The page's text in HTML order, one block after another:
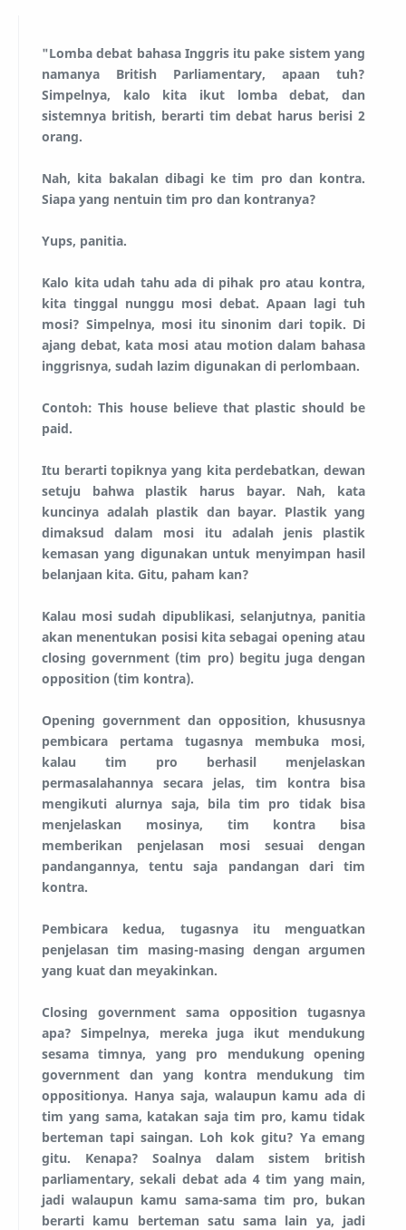
"Lomba debat bahasa Inggris itu pake sistem yang
namanya British Parliamentary, apaan tuh?
Simpelnya, kalo kita ikut lomba debat, dan
sistemnya british, berarti tim debat harus berisi 2
orang.
Nah, kita bakalan dibagi ke tim pro dan kontra.
Siapa yang nentuin tim pro dan kontranya?
Yups, panitia.
Kalo kita udah tahu ada di pihak pro atau kontra,
kita tinggal nunggu mosi debat. Apaan lagi tuh
mosi? Simpelnya, mosi itu sinonim dari topik. Di
ajang debat, kata mosi atau motion dalam bahasa
inggrisnya, sudah lazim digunakan di perlombaan.
Contoh: This house believe that plastic should be
paid.
Itu berarti topiknya yang kita perdebatkan, dewan
setuju bahwa plastik harus bayar. Nah, kata
kuncinya adalah plastik dan bayar. Plastik yang
dimaksud dalam mosi itu adalah jenis plastik
kemasan yang digunakan untuk menyimpan hasil
belanjaan kita. Gitu, paham kan?
Kalau mosi sudah dipublikasi, selanjutnya, panitia
akan menentukan posisi kita sebagai opening atau
closing government (tim pro) begitu juga dengan
opposition (tim kontra).
Opening government dan opposition, khususnya
pembicara pertama tugasnya membuka mosi,
kalau tim pro berhasil menjelaskan
permasalahannya secara jelas, tim kontra bisa
mengikuti alurnya saja, bila tim pro tidak bisa
menjelaskan mosinya, tim kontra bisa
memberikan penjelasan mosi sesuai dengan
pandangannya, tentu saja pandangan dari tim
kontra.
Pembicara kedua, tugasnya itu menguatkan
penjelasan tim masing-masing dengan argumen
yang kuat dan meyakinkan.
Closing government sama opposition tugasnya
apa? Simpelnya, mereka juga ikut mendukung
sesama timnya, yang pro mendukung opening
government dan yang kontra mendukung tim
oppositionya. Hanya saja, walaupun kamu ada di
tim yang sama, katakan saja tim pro, kamu tidak
berteman tapi saingan. Loh kok gitu? Ya emang
gitu. Kenapa? Soalnya dalam sistem british
parliamentary, sekali debat ada 4 tim yang main,
jadi walaupun kamu sama-sama tim pro, bukan
berarti kamu berteman satu sama lain ya, jadi